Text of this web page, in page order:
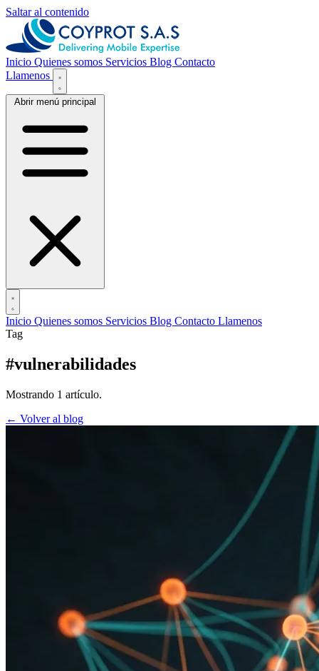
Saltar al contenido
Inicio Quienes somos Servicios Blog Contacto
Llamenos
Abrir menú principal
Inicio Quienes somos Servicios Blog Contacto Llamenos
Tag
#vulnerabilidades
Mostrando 1 artículo.
← Volver al blog